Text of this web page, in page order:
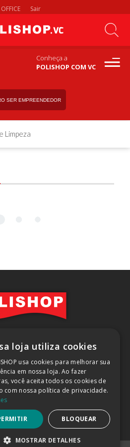
Sair
Conheça a
POLISHOP COM VC
SER EMPREENDEDOR
Limpeza
LTDA, inscrita no CNPJ/MF sob o nº
com sede na Rua Kanebo, nº 175,
Jundiaí/SP, CEP: 13213-090
SEGURA (SAIBA MAIS)
NOSSO APP
loja utiliza cookies
usa cookies para melhorar sua
em nossa loja. Ao fazer
você aceita todos os cookies de
com nossa política de privacidade.
BLOQUEAR
MOSTRAR DETALHES